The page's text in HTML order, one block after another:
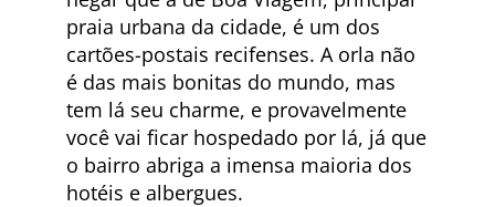
praia urbana da cidade, é um dos
cartões-postais recifenses. A orla não
é das mais bonitas do mundo, mas
tem lá seu charme, e provavelmente
você vai ficar hospedado por lá, já que
o bairro abriga a imensa maioria dos
hotéis e albergues.